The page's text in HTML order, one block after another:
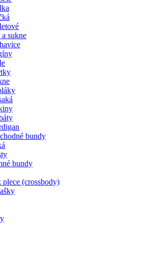
sukne
bundy
bundy
plece (crossbody)